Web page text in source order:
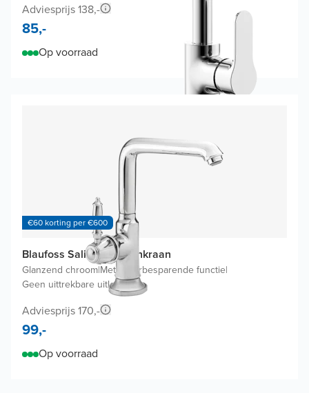
Adviesprijs 138,-
85,-
Op voorraad
€60 korting per €600
Blaufoss Salinas keukenkraan
Glanzend chroom|Met waterbesparende functie|
Geen uittrekbare uitloop
Adviesprijs 170,-
99,-
Op voorraad